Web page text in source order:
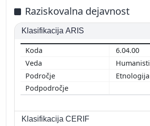
Raziskovalna dejavnost
Klasifikacija ARIS
6.04.00
Etnologija
Klasifikacija CERIF